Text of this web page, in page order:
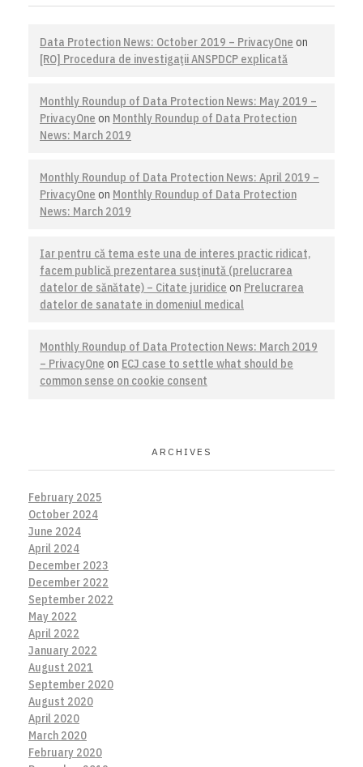
Data Protection News: October 2019 – PrivacyOne on
[RO] Procedura de investigaţii ANSPDCP explicată
Monthly Roundup of Data Protection News: May 2019 –
PrivacyOne on Monthly Roundup of Data Protection
News: March 2019
Monthly Roundup of Data Protection News: April 2019 –
PrivacyOne on Monthly Roundup of Data Protection
News: March 2019
Iar pentru că tema este una de interes practic ridicat,
facem publică prezentarea susţinută (prelucrarea
datelor de sănătate) – Citate juridice on Prelucrarea
datelor de sanatate in domeniul medical
Monthly Roundup of Data Protection News: March 2019
– PrivacyOne on ECJ case to settle what should be
common sense on cookie consent
ARCHIVES
February 2025
October 2024
June 2024
April 2024
December 2023
December 2022
September 2022
May 2022
April 2022
January 2022
August 2021
September 2020
August 2020
April 2020
March 2020
February 2020